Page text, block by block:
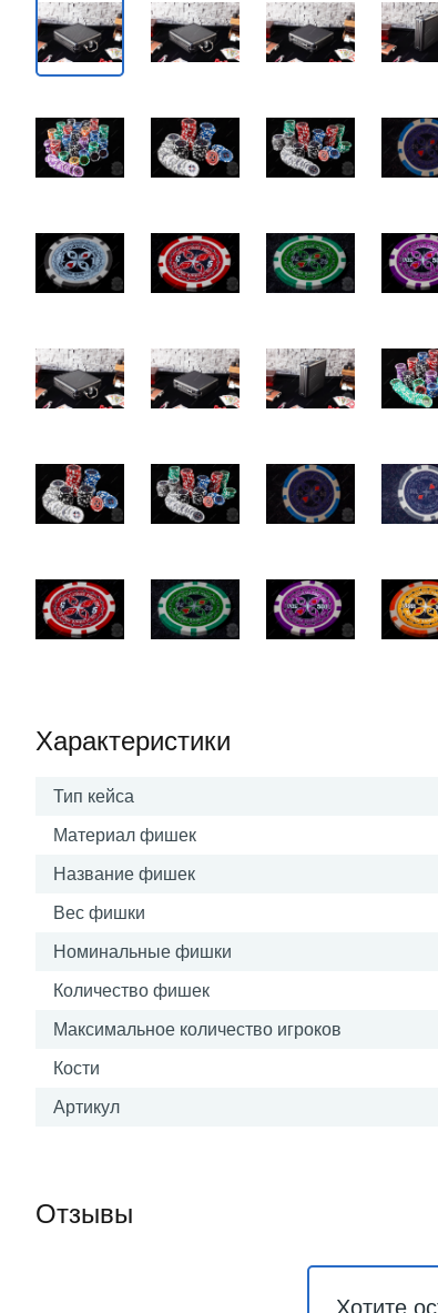
Характеристики
Тип кейса
Материал фишек
Название фишек
Вес фишки
Номинальные фишки
Количество фишек
Максимальное количество игроков
Кости
Артикул
Отзывы
Хотите